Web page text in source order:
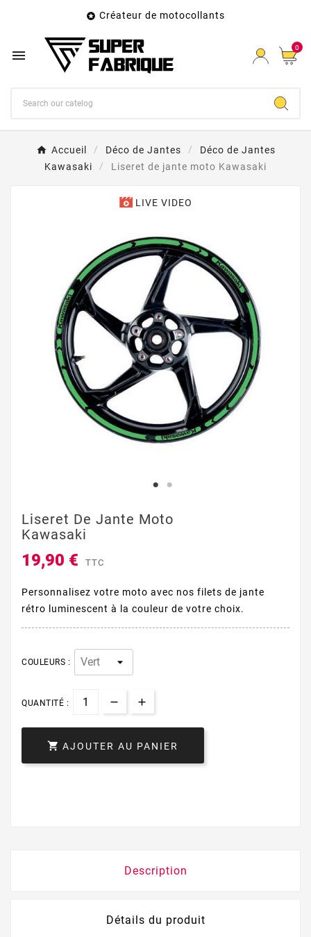
 Créateur de motocollants
 0
Accueil Déco de Jantes
Déco de Jantes
Kawasaki
Liseret de jante moto Kawasaki
LIVE VIDEO
Liseret De Jante Moto
Kawasaki
19,90 € TTC
Personnalisez votre moto avec nos filets de jante
rétro luminescent à la couleur de votre choix.
COULEURS :
QUANTITÉ :
 AJOUTER AU PANIER
Description
Détails du produit